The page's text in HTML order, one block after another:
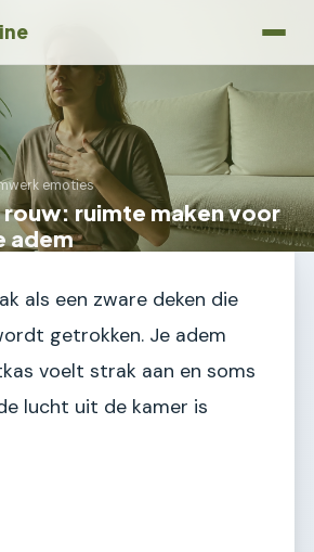
emoties
ruimte maken voor
adem
als een zware deken die
getrokken. Je adem
voelt strak aan en soms
lucht uit de kamer is